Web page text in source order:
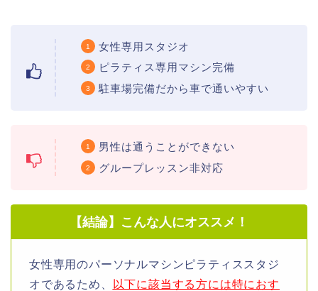
女性専用スタジオ
ピラティス専用マシン完備
駐車場完備だから車で通いやすい
男性は通うことができない
グループレッスン非対応
【結論】こんな人にオススメ！
女性専用のパーソナルマシンピラティススタジ
オであるため、
以下に該当する方には特におす